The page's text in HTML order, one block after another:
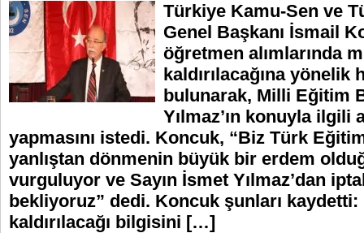
Türkiye Kamu-Sen ve
Genel Başkanı İsmail
öğretmen alımlarında
kaldırılacağına yönelik
bulunarak, Milli Eğitim
Yılmaz’ın konuyla ilgili
yapmasını istedi. Koncuk, “Biz Türk
yanlıştan dönmenin büyük bir erdem
vurguluyor ve Sayın İsmet Yılmaz’dan
bekliyoruz” dedi. Koncuk şunları kaydetti:
kaldırılacağı bilgisini […]